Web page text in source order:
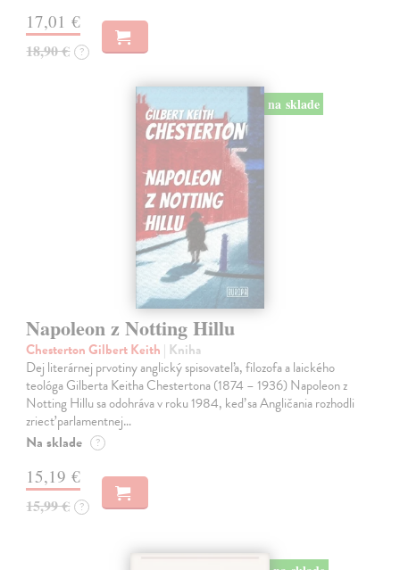
17,01 €
18,90 € ?
na sklade
Napoleon z Notting Hillu
Chesterton Gilbert Keith | Kniha
Dej literárnej prvotiny anglický spisovateľa, filozofa a laického
teológa Gilberta Keitha Chestertona (1874 – 1936) Napoleon z
Notting Hillu sa odohráva v roku 1984, keď sa Angličania rozhodli
zriecť parlamentnej…
Na sklade ?
15,19 €
15,99 € ?